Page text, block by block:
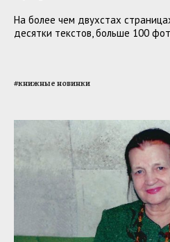
На более чем двухстах
десятки текстов, больше 100
#книжные новинки